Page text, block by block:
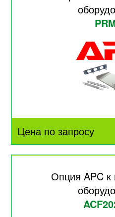
Цена по запросу
Опция APC